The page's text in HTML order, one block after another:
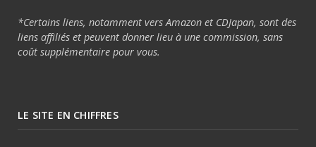
*Certains liens, notamment vers Amazon et CDJapan, sont des
liens affiliés et peuvent donner lieu à une commission, sans
coût supplémentaire pour vous.
LE SITE EN CHIFFRES